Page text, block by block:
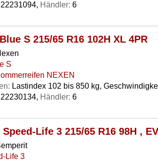
Händler: 6
S 215/65 R16 102H XL 4PR
S
NEXEN
Lastindex 102 bis 850 kg,
Händler: 6
Life 3 215/65 R16 98H ,
Life 3